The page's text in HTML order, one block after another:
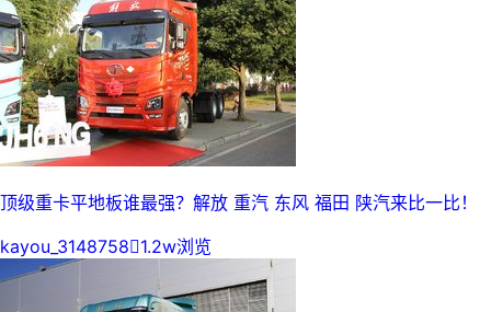
顶级重卡平地板谁最强？解放 重汽 东风 福田 陕汽来比一比！
kayou_31487581.2w浏览